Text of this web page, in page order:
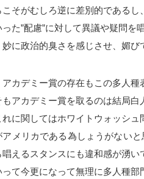
こそがむしろ逆に差別的であるし
った”配慮”に対して異議や疑問
妙に政治的臭さを感じさせ、媚
アカデミー賞の存在もこの多人種
もアカデミー賞を取るのは結局白
れに関してはホワイトウォッシ
アメリカである為しょうがない
えるスタンスにも違和感が湧い
て今更になって無理に多人種部